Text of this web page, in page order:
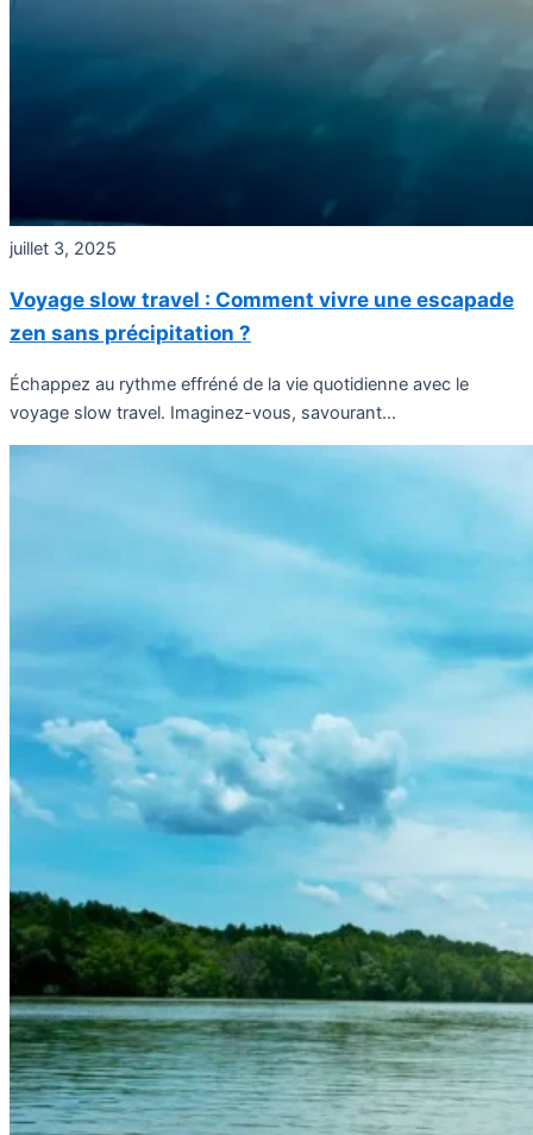
juillet 3, 2025
Voyage slow travel : Comment vivre une escapade
zen sans précipitation ?
Échappez au rythme effréné de la vie quotidienne avec le
voyage slow travel. Imaginez-vous, savourant...